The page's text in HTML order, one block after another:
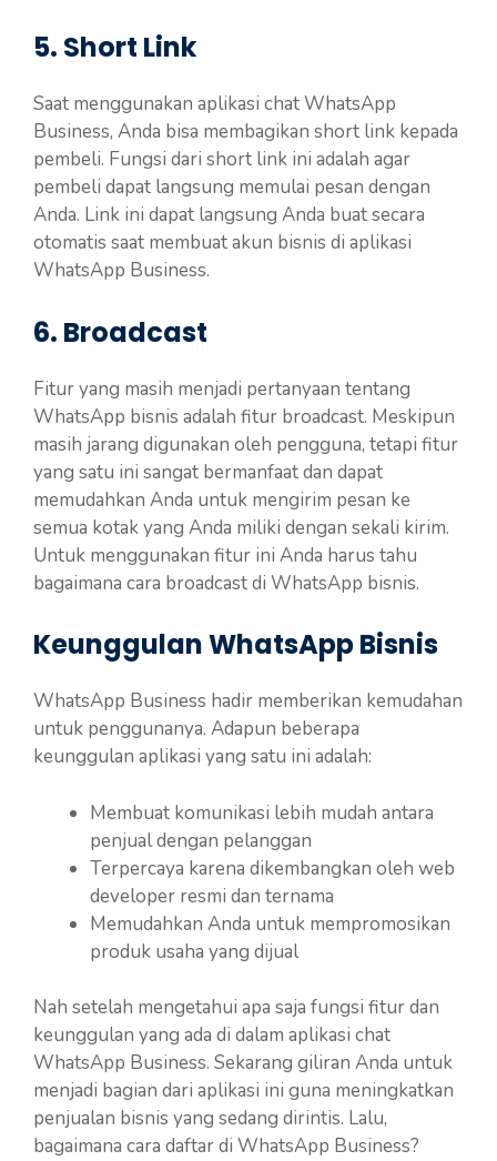
5. Short Link
Saat menggunakan aplikasi chat WhatsApp
Business, Anda bisa membagikan short link kepada
pembeli. Fungsi dari short link ini adalah agar
pembeli dapat langsung memulai pesan dengan
Anda. Link ini dapat langsung Anda buat secara
otomatis saat membuat akun bisnis di aplikasi
WhatsApp Business.
6. Broadcast
Fitur yang masih menjadi pertanyaan tentang
WhatsApp bisnis adalah fitur broadcast. Meskipun
masih jarang digunakan oleh pengguna, tetapi fitur
yang satu ini sangat bermanfaat dan dapat
memudahkan Anda untuk mengirim pesan ke
semua kotak yang Anda miliki dengan sekali kirim.
Untuk menggunakan fitur ini Anda harus tahu
bagaimana cara broadcast di WhatsApp bisnis.
Keunggulan WhatsApp Bisnis
WhatsApp Business hadir memberikan kemudahan
untuk penggunanya. Adapun beberapa
keunggulan aplikasi yang satu ini adalah:
Membuat komunikasi lebih mudah antara
penjual dengan pelanggan
Terpercaya karena dikembangkan oleh web
developer resmi dan ternama
Memudahkan Anda untuk mempromosikan
produk usaha yang dijual
Nah setelah mengetahui apa saja fungsi fitur dan
keunggulan yang ada di dalam aplikasi chat
WhatsApp Business. Sekarang giliran Anda untuk
menjadi bagian dari aplikasi ini guna meningkatkan
penjualan bisnis yang sedang dirintis. Lalu,
bagaimana cara daftar di WhatsApp Business?